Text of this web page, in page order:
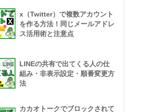
x（Twitter）で複数アカウント
を作る方法！同じメールアドレ
ス活用術と注意点
LINEの共有で出てくる人の仕
組み・非表示設定・順番変更方
法
カカオトークでブロックされて